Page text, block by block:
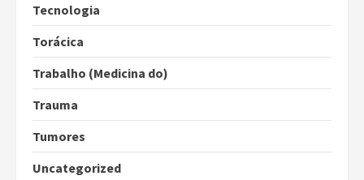
Tecnologia
Torácica
Trabalho (Medicina do)
Trauma
Tumores
Uncategorized